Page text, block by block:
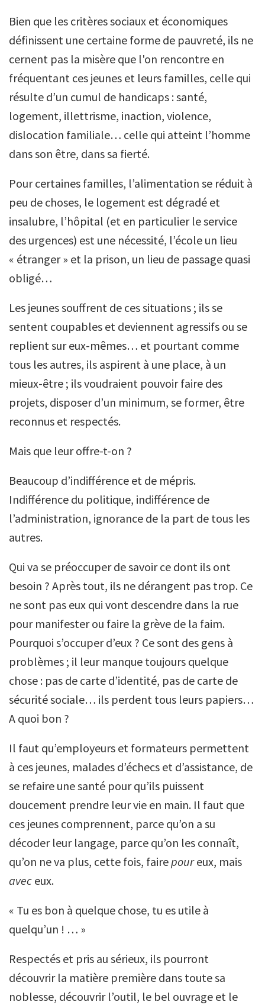
Bien que les critères sociaux et économiques
définissent une certaine forme de pauvreté, ils ne
cernent pas la misère que l'on rencontre en
fréquentant ces jeunes et leurs familles, celle qui
résulte d’un cumul de handicaps : santé,
logement, illettrisme, inaction, violence,
dislocation familiale… celle qui atteint l’homme
dans son être, dans sa fierté.
Pour certaines familles, l’alimentation se réduit à
peu de choses, le logement est dégradé et
insalubre, l’hôpital (et en particulier le service
des urgences) est une nécessité, l’école un lieu
« étranger » et la prison, un lieu de passage quasi
obligé…
Les jeunes souffrent de ces situations ; ils se
sentent coupables et deviennent agressifs ou se
replient sur eux-mêmes… et pourtant comme
tous les autres, ils aspirent à une place, à un
mieux-être ; ils voudraient pouvoir faire des
projets, disposer d’un minimum, se former, être
reconnus et respectés.
Mais que leur offre-t-on ?
Beaucoup d’indifférence et de mépris.
Indifférence du politique, indifférence de
l’administration, ignorance de la part de tous les
autres.
Qui va se préoccuper de savoir ce dont ils ont
besoin ? Après tout, ils ne dérangent pas trop. Ce
ne sont pas eux qui vont descendre dans la rue
pour manifester ou faire la grève de la faim.
Pourquoi s’occuper d’eux ? Ce sont des gens à
problèmes ; il leur manque toujours quelque
chose : pas de carte d’identité, pas de carte de
sécurité sociale… ils perdent tous leurs papiers…
A quoi bon ?
Il faut qu’employeurs et formateurs permettent
à ces jeunes, malades d’échecs et d’assistance, de
se refaire une santé pour qu’ils puissent
doucement prendre leur vie en main. Il faut que
ces jeunes comprennent, parce qu’on a su
décoder leur langage, parce qu’on les connaît,
qu’on ne va plus, cette fois, fairepoureux, mais
avec eux.
« Tu es bon à quelque chose, tu es utile à
quelqu’un ! … »
Respectés et pris au sérieux, ils pourront
découvrir la matière première dans toute sa
noblesse, découvrir l’outil, le bel ouvrage et le